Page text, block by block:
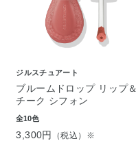
ジルスチュアート
ブルームドロップ リップ＆
チーク シフォン
全10色
3,300円 （税込）※